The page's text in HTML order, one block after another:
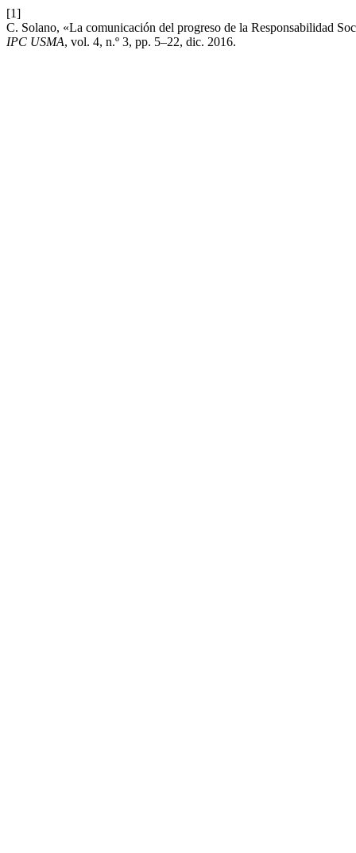
[1]
C. Solano, «La comunicación del progreso de la Responsabilidad
IPC USMA, vol. 4, n.º 3, pp. 5–22, dic. 2016.